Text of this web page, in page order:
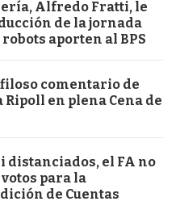
Alfredo Fratti, le
de la jornada
aporten al BPS
filoso comentario de
en plena Cena de
distanciados, el FA no
para la
de Cuentas